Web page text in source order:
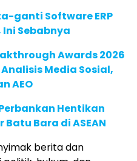
ganti Software ERP
Sebabnya
Awards 2026
Media Sosial,
AEO
Hentikan
Bara di ASEAN
berita dan